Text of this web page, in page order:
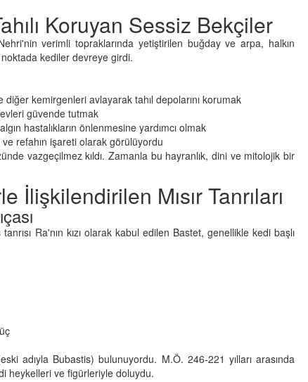
Koruyan Sessiz Bekçiler
verimli topraklarında yetiştirilen buğday ve arpa, halkın
kediler devreye girdi.
diğer kemirgenleri avlayarak tahıl depolarını korumak
güvende tutmak
hastalıkların önlenmesine yardımcı olmak
ve refahın işareti olarak görülüyordu
vazgeçilmez kıldı. Zamanla bu hayranlık, dini ve mitolojik bir
İlişkilendirilen Mısır Tanrıları
Ra'nın kızı olarak kabul edilen Bastet, genellikle kedi başlı
adıyla Bubastis) bulunuyordu. M.Ö. 246-221 yılları arasında
heykelleri ve figürleriyle doluydu.
Ayrılık
Bir
Kedilerin Bıyıkları Neden Bu
Kadar Önemli? Evrimsel İşlevleri
Havada Kediniz İçin 13 Önemli
İpucu
19.09.2025
Özel Bir Bağ: Tekir Kedilerle
15.09.2025
Oyun Zamanı: Tekir Kedinizi